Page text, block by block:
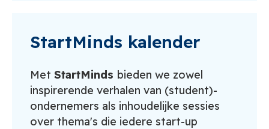
StartMinds kalender
Met StartMinds bieden we zowel
inspirerende verhalen van (student)-
ondernemers als inhoudelijke sessies
over thema's die iedere start-up